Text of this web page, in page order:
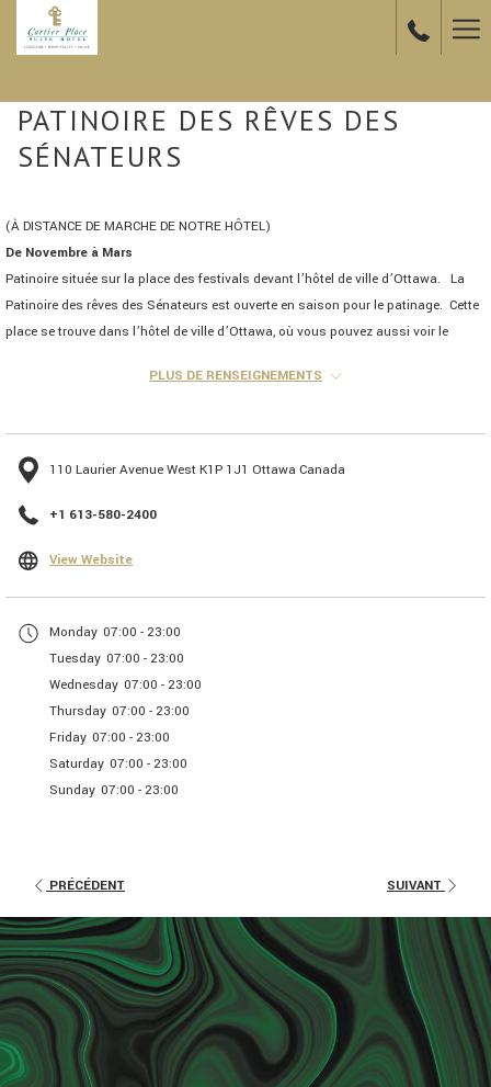
PATINOIRE DES RÊVES DES
SÉNATEURS
(À DISTANCE DE MARCHE DE NOTRE HÔTEL)
De Novembre à Mars
Patinoire située sur la place des festivals devant l’hôtel de ville d’Ottawa. La
Patinoire des rêves des Sénateurs est ouverte en saison pour le patinage. Cette
place se trouve dans l’hôtel de ville d’Ottawa, où vous pouvez aussi voir le
un coin de rue de notre hôtel.PLUS DE RENSEIGNEMENTS
110 Laurier Avenue West K1P 1J1 Ottawa Canada
+1 613-580-2400
View WebsiteOuvrir
nouvel
onglet
Monday 07:00 - 23:00
Tuesday 07:00 - 23:00
Wednesday 07:00 - 23:00
Thursday 07:00 - 23:00
Friday 07:00 - 23:00
Saturday 07:00 - 23:00
Sunday 07:00 - 23:00
PRÉCÉDENT SUIVANT